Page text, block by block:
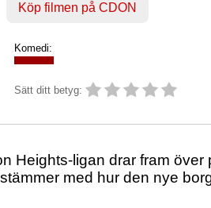
Köp filmen på CDON
Komedi:
Sätt ditt betyg:
Heights-ligan drar fram
med hur den nye